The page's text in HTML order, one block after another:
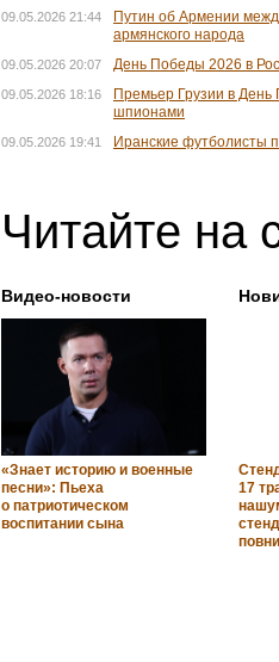
09.05.2026 21:44
Путин об Армении
армянского народа
09.05.2026 20:07 День Победы 2026 в
09.05.2026 18:16
Премьер Грузии в
шпионами
09.05.2026 19:41 Иранские футболисты
Читайте на
Видео-новости
«Знает историю и военные
песни»: Пьеха
о патриотическом
воспитании сына
17